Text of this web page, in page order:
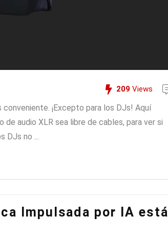
209 Views
¡Excepto para los DJs! Aquí
de audio XLR sea libre de cables, para ver si
no ...
Impulsada por IA está